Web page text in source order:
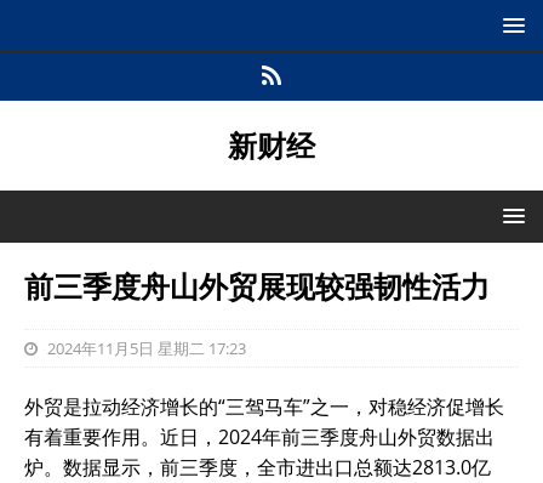
新财经
前三季度舟山外贸展现较强韧性活力
2024年11月5日 星期二 17:23
外贸是拉动经济增长的“三驾马车”之一，对稳经济促增长
有着重要作用。近日，2024年前三季度舟山外贸数据出
炉。数据显示，前三季度，全市进出口总额达2813.0亿